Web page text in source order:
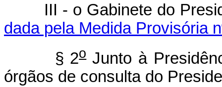
III - o Gabinete do
dada pela Medida Provisória
§ 2o Junto à
órgãos de consulta do